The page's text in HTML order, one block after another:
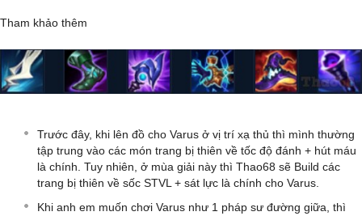
Tham khảo thêm
Trước đây, khi lên đồ cho Varus ở vị trí xạ thủ thì mình thường
tập trung vào các món trang bị thiên về tốc độ đánh + hút máu
là chính. Tuy nhiên, ở mùa giải này thì Thao68 sẽ Build các
trang bị thiên về sốc STVL + sát lực là chính cho Varus.
Khi anh em muốn chơi Varus như 1 pháp sư đường giữa, thì